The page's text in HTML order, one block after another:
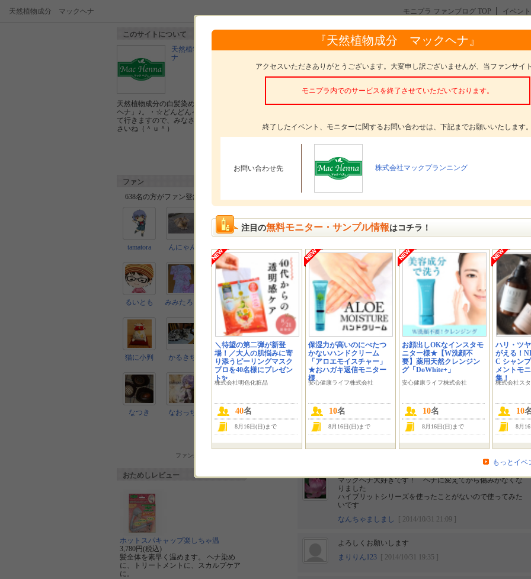
天然植物成分 マックヘナ モニプラ ファンブログ TOP イベン
『天然植物成分 マックヘナ』
アクセスいただきありがとうございます。大変申し訳ございませんが、当ファンサイ
モニプラ内でのサービスを終了させていただいております。
終了したイベント、モニターに関するお問い合わせは、下記までお願いいたします
お問い合わせ先 株式会社マックプランニング
注目の無料モニター・サンプル情報はコチラ！
＼待望の第二弾が新登
場！／大人の肌悩みに寄
り添うピーリングマスク
プロを40名様にプレゼン
ト✨
株式会社明色化粧品
40名
8月16日(日)まで
保湿力が高いのにべたつ
かないハンドクリーム
「アロエモイスチャー」
★おハガキ返信モニター
様
安心健康ライフ株式会社
10名
8月16日(日)まで
お顔出しOKなインスタモ
ニター様★【W洗顔不
要】薬用天然クレンジン
グ「DoWhite+」
安心健康ライフ株式会社
10名
8月16日(日)まで
ハリ・ツ
がえる！
C シャン
メントモ
集！
株式会社ス
10
8月
もっとイベ
更新情報
[2014/10/24]
大好評！マックヘナ ハイブリッドシリーズ モニター募
集！！2個セット！！
モニタープレゼ
ント
マックヘナハイブリッド ディープブラウン
募集期間 2014年10月24日(金) ～ 2014年10月31日(金)
投稿方法
3人が「いいね！」と言っています。
マックヘナ大好きです！ ヘナに変えてから傷みがなくな
りました
ハイブリットシリーズを使ったことがないので使ってみた
いです
なんちゃましまし
[ 2014/10/31 21:09 ]
よろしくお願いします
まりりん123 [ 2014/10/31 19:35 ]
このサイトについて
天然植物成分 マックヘ
ナ
天然植物成分の白髪染め☆・。♪「マック
ヘナ」♪。・☆どんどんイベントも企画し
て行きますので、みなさん仲良くして下
さいね（＾ｕ＾）
ファン
638名の方がファン登録しています。
tamatora んにゃん こゆきや
るいとも みみたろう
シルクちゃ
ん
猫に小判 かるきち 小夏
なつき なおっち
かじゅかじ
ゅ
ファン一覧へ
ファンからのコメントへ
おためしレビュー
ホットスパキャップ楽しちゃ温
3,780円(税込)
髪全体を素早く温めます。 ヘナ染め
に、トリートメントに、スカルプケア
に。